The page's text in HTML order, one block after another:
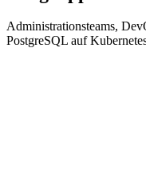
Administrationsteams,
PostgreSQL auf